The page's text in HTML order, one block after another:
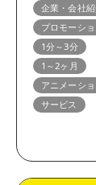
ホームペ
商品紹介動
ブランディ
英語・多言
コンセプト
インタビュ
企業・会社
プロモーシ
1分～3分
1～2ヶ月
アニメーシ
サービス